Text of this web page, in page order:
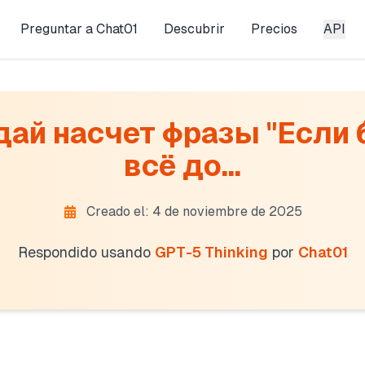
Preguntar a Chat01 Descubrir Precios API
насчет фразы "Если
всё до...
Creado el: 4 de noviembre de 2025
Respondido usando GPT-5 Thinking por Chat01